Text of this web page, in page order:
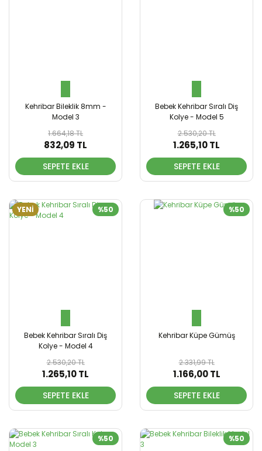
Kehribar Bileklik 8mm -
Model 3
1.664,18 TL
832,09 TL
SEPETE EKLE
Bebek Kehribar Sıralı Diş
Kolye - Model 5
2.530,20 TL
1.265,10 TL
SEPETE EKLE
%50
YENİ
Bebek Kehribar Sıralı Diş
Kolye - Model 4
2.530,20 TL
1.265,10 TL
SEPETE EKLE
%50
Kehribar Küpe Gümüş
2.331,99 TL
1.166,00 TL
SEPETE EKLE
%50 %50